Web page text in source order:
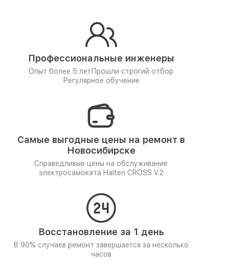
Профессиональные инженеры
Опыт более 5 лет Прошли строгий отбор
Регулярное обучение
Самые выгодные цены на ремонт в
Новосибирске
Справедливые цены на обслуживание
электросамоката Halten CROSS V.2
Восстановление за 1 день
В 90% случаев ремонт завершается за несколько
часов